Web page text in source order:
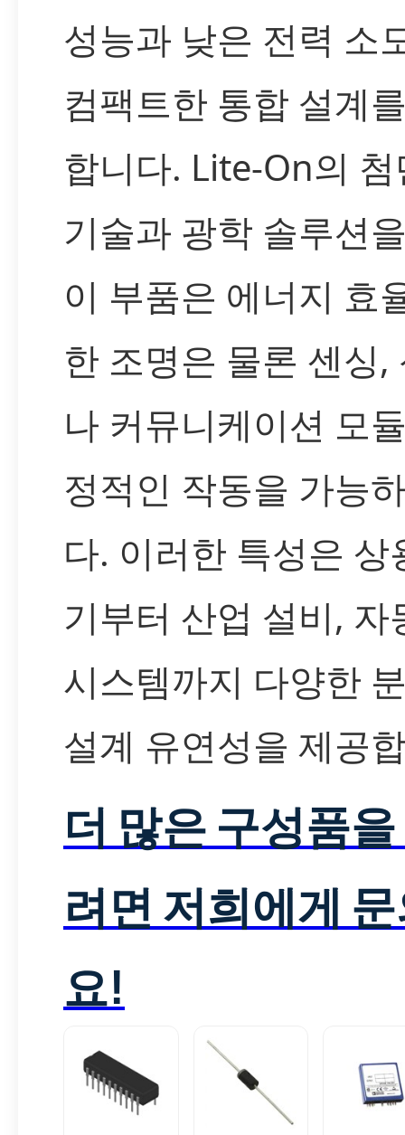
성능과 낮은 전력 소
컴팩트한 통합 설계
합니다. Lite-On의
기술과 광학 솔루션
이 부품은 에너지 효
한 조명은 물론 센싱,
나 커뮤니케이션 모
정적인 작동을 가능
다. 이러한 특성은 상
기부터 산업 설비, 자
시스템까지 다양한
설계 유연성을 제공
더 많은 구성품
려면 저희에게
요!